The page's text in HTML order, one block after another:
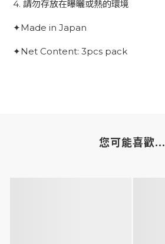
4. 請勿存放在曝曬或熱的環境
✦Made in Japan
✦Net Content: 3pcs pack
您可能喜歡...